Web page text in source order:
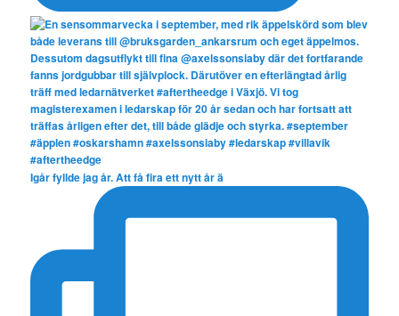
Igår fyllde jag år. Att få fira ett nytt år ä